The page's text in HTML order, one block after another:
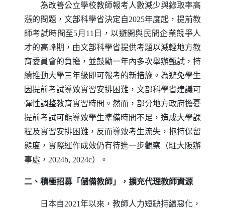
為改善公立學校教師報考人數減少與錄取率高
漲的問題，文部科學省決定自2025年度起，提前教
師考試時間至5月11日，以避開與民間企業競爭人
才的高峰期，由文部科學省提供考題以減輕地方教
育委員會的負擔，並鼓勵一年內多次舉辦甄試，持
續推動大學三年級即可報考的新措施。為避免學生
因提前考試導致實習安排困難，文部科學省建議可
彈性調整教育實習時間。然而，部分地方政府擔憂
提前考試可能導致學生準備時間不足，造成大學課
程及實習安排困難，反而導致考生流失，抱持保留
態度，實際運作成效仍有待進一步觀察（駐大阪辦
事處，2024b, 2024c）。
二、積極招募「儲備教師」，擴充代理教師資源
日本自2021年以來，教師人力短缺持續惡化，